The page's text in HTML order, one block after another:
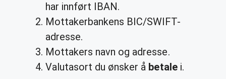
har innført IBAN.
Mottakerbankens BIC/SWIFT-
adresse.
Mottakers navn og adresse.
Valutasort du ønsker å betalei.